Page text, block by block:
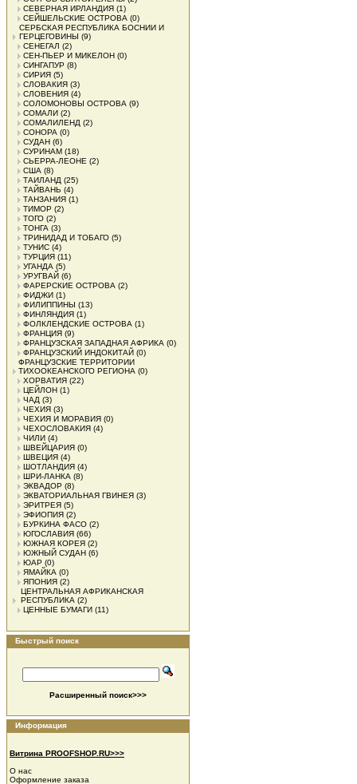
СЕВЕРНАЯ ИРЛАНДИЯ (1)
СЕЙШЕЛЬСКИЕ ОСТРОВА (0)
СЕРБСКАЯ РЕСПУБЛИКА БОСНИИ И
ГЕРЦЕГОВИНЫ (9)
СЕНЕГАЛ (2)
СЕН-ПЬЕР И МИКЕЛОН (0)
СИНГАПУР (8)
СИРИЯ (5)
СЛОВАКИЯ (3)
СЛОВЕНИЯ (4)
СОЛОМОНОВЫ ОСТРОВА (9)
СОМАЛИ (2)
СОМАЛИЛЕНД (2)
СОНОРА (0)
СУДАН (6)
СУРИНАМ (18)
СЬЕРРА-ЛЕОНЕ (2)
США (8)
ТАИЛАНД (25)
ТАЙВАНЬ (4)
ТАНЗАНИЯ (1)
ТИМОР (2)
ТОГО (2)
ТОНГА (3)
ТРИНИДАД И ТОБАГО (5)
ТУНИС (4)
ТУРЦИЯ (11)
УГАНДА (5)
УРУГВАЙ (6)
ФАРЕРСКИЕ ОСТРОВА (2)
ФИДЖИ (1)
ФИЛИППИНЫ (13)
ФИНЛЯНДИЯ (1)
ФОЛКЛЕНДСКИЕ ОСТРОВА (1)
ФРАНЦИЯ (9)
ФРАНЦУЗСКАЯ ЗАПАДНАЯ АФРИКА (0)
ФРАНЦУЗСКИЙ ИНДОКИТАЙ (0)
ФРАНЦУЗСКИЕ ТЕРРИТОРИИ
ТИХООКЕАНСКОГО РЕГИОНА (0)
ХОРВАТИЯ (22)
ЦЕЙЛОН (1)
ЧАД (3)
ЧЕХИЯ (3)
ЧЕХИЯ И МОРАВИЯ (0)
ЧЕХОСЛОВАКИЯ (4)
ЧИЛИ (4)
ШВЕЙЦАРИЯ (0)
ШВЕЦИЯ (4)
ШОТЛАНДИЯ (4)
ШРИ-ЛАНКА (8)
ЭКВАДОР (8)
ЭКВАТОРИАЛЬНАЯ ГВИНЕЯ (3)
ЭРИТРЕЯ (5)
ЭФИОПИЯ (2)
БУРКИНА ФАСО (2)
ЮГОСЛАВИЯ (66)
ЮЖНАЯ КОРЕЯ (2)
ЮЖНЫЙ СУДАН (6)
ЮАР (0)
ЯМАЙКА (0)
ЯПОНИЯ (2)
ЦЕНТРАЛЬНАЯ АФРИКАНСКАЯ
РЕСПУБЛИКА (2)
ЦЕННЫЕ БУМАГИ (11)
Быстрый поиск
Расширенный поиск>>>
Информация
Витрина PROOFSHOP.RU>>>
О нас
Оформление заказа